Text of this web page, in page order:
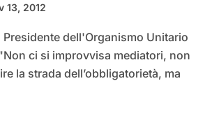
13, 2012
ci si improvvisa mediatori, non
la strada dell’obbligatorietà, ma